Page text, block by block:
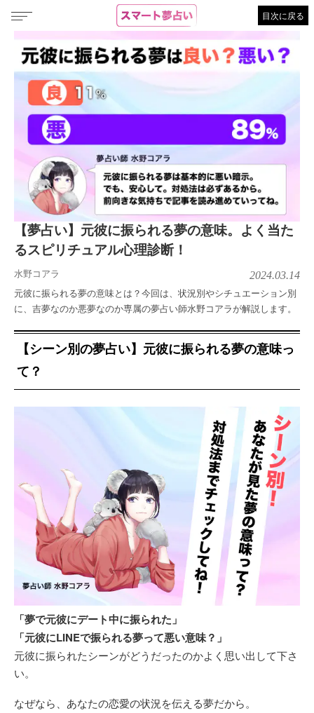
目次に戻る
【夢占い】元彼に振られる夢の意味。よく当た
るスピリチュアル心理診断！
水野コアラ 2024.03.14
元彼に振られる夢の意味とは？今回は、状況別やシチュエーション別
に、吉夢なのか悪夢なのか専属の夢占い師水野コアラが解説します。
【シーン別の夢占い】元彼に振られる夢の意味っ
て？
「夢で元彼にデート中に振られた」
「元彼にLINEで振られる夢って悪い意味？」
元彼に振られたシーンがどうだったのかよく思い出して下さ
い。
なぜなら、あなたの恋愛の状況を伝える夢だから。